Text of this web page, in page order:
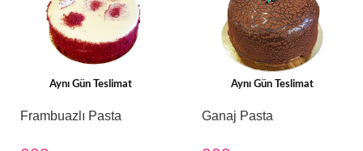
Aynı Gün Teslimat
Frambuazlı Pasta
Aynı Gün Teslimat
Ganaj Pasta